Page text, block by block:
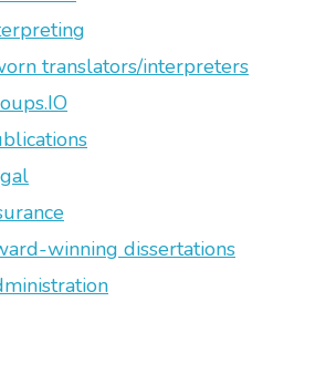
translators/interpreters
winning dissertations